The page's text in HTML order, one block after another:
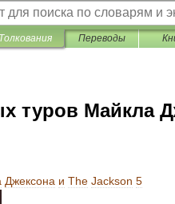
Толкования Переводы
туров Майкла
Джексона и The Jackson 5